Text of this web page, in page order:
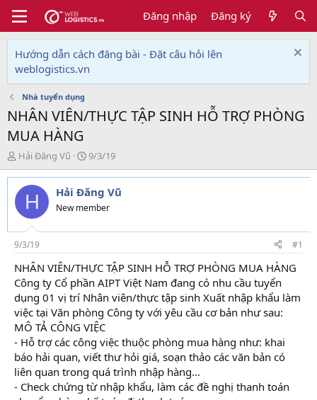
Đăng nhập Đăng ký
Hướng dẫn cách đăng bài - Đặt câu hỏi lên
weblogistics.vn
Nhà tuyển dụng
NHÂN VIÊN/THỰC TẬP SINH HỖ TRỢ PHÒNG
MUA HÀNG
T
h
r
e
d
s
t
a
r
t
e
r
Hải Đăng Vũ
N
g
à
y
g
i
9/3/19
H Hải Đăng Vũ
New member
9/3/19 #1
NHÂN VIÊN/THỰC TẬP SINH HỖ TRỢ PHÒNG MUA HÀNG
Công ty Cổ phần AIPT Việt Nam đang có nhu cầu tuyển
dụng 01 vị trí Nhân viên/thực tập sinh Xuất nhập khẩu làm
việc tại Văn phòng Công ty với yêu cầu cơ bản như sau:
MÔ TẢ CÔNG VIỆC
- Hỗ trợ các công việc thuộc phòng mua hàng như: khai
báo hải quan, viết thư hỏi giá, soạn thảo các văn bản có
liên quan trong quá trình nhập hàng…
- Check chứng từ nhập khẩu, làm các đề nghị thanh toán